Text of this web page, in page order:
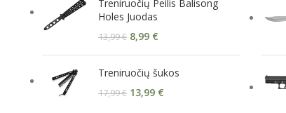
Treniruočių Peilis Balisong
Holes Juodas
13,99€ 8,99 €
Treniruočių šukos
17,99€ 13,99 €